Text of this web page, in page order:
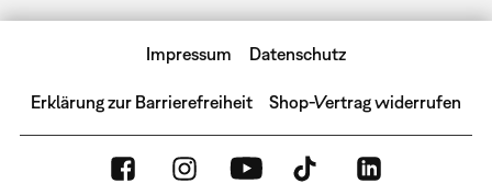
Impressum Datenschutz
Erklärung zur Barrierefreiheit Shop-Vertrag widerrufen